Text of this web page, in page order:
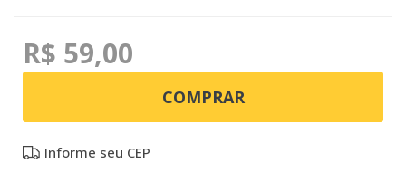
R$ 59,00
COMPRAR
Informe seu CEP